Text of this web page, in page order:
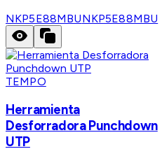
NKP5E88MBUNKP5E88MBU
TEMPO
Herramienta
Desforradora Punchdown
UTP